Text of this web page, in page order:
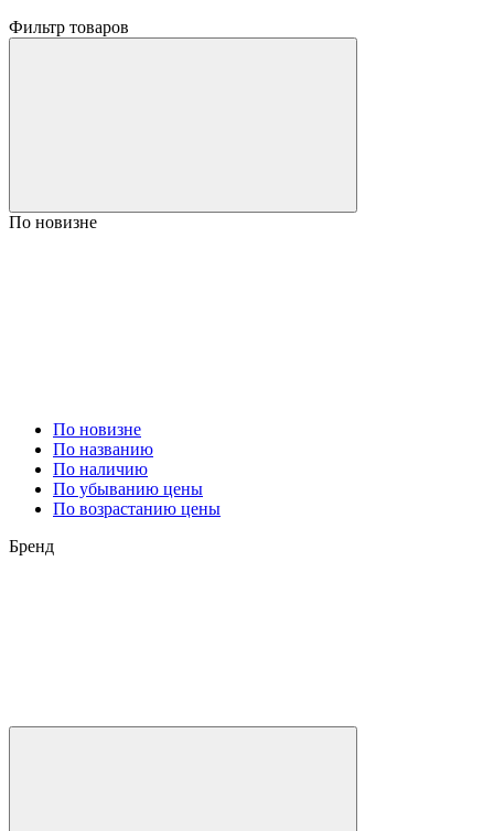
Фильтр товаров
По новизне
По новизне
По названию
По наличию
По убыванию цены
По возрастанию цены
Бренд